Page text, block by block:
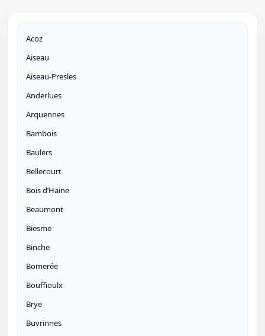
Acoz
Aiseau
Aiseau-Presles
Anderlues
Arquennes
Bambois
Baulers
Bellecourt
Bois d’Haine
Beaumont
Biesme
Binche
Bomerée
Bouffioulx
Brye
Buvrinnes